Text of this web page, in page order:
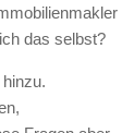
das selbst?